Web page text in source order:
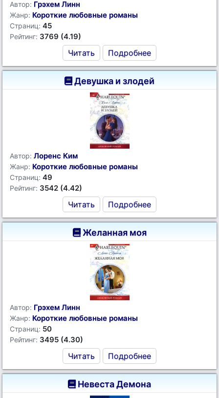
Автор: Грэхем Линн
Жанр: Короткие любовные романы
Страниц: 45
Рейтинг: 3769 (4.19)
Читать Подробнее
Девушка и злодей
Автор: Лоренс Ким
Жанр: Короткие любовные романы
Страниц: 49
Рейтинг: 3542 (4.42)
Читать Подробнее
Желанная моя
Автор: Грэхем Линн
Жанр: Короткие любовные романы
Страниц: 50
Рейтинг: 3495 (4.30)
Читать Подробнее
Невеста Демона